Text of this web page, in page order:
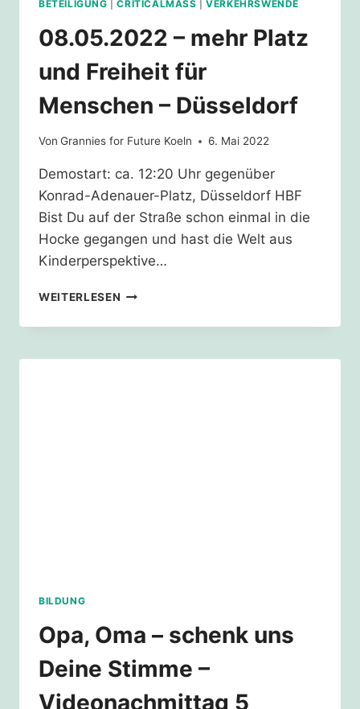
BETEILIGUNG |CRITICALMASS |VERKEHRSWENDE
08.05.2022 – mehr Platz
und Freiheit für
Menschen – Düsseldorf
Von Grannies for Future Koeln 6. Mai 2022
Demostart: ca. 12:20 Uhr gegenüber
Konrad-Adenauer-Platz, Düsseldorf HBF
Bist Du auf der Straße schon einmal in die
Hocke gegangen und hast die Welt aus
Kinderperspektive…
WEITERLESEN 08.05.2022
MEHR
UND
BILDUNG
Opa, Oma – schenk uns
Deine Stimme –
Videonachmittag 5